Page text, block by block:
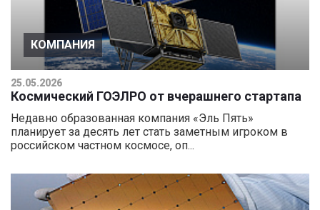
КОМПАНИЯ
25.05.2026
Космический ГОЭЛРО от вчерашнего стартапа
Недавно образованная компания «Эль Пять»
планирует за десять лет стать заметным игроком в
российском частном космосе, оп...